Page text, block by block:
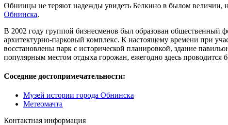
Обнинцы не теряют надежды увидеть Белкино в былом величии,
Обнинска.
В 2002 году группой бизнесменов был образован общественный
архитектурно-парковый комплекс. К настоящему времени при
восстановлены парк с исторической планировкой, здание
популярным местом отдыха горожан, ежегодно здесь проводится
Соседние достопримечательности:
Музей истории города Обнинска
Метеомачта
Контактная информация